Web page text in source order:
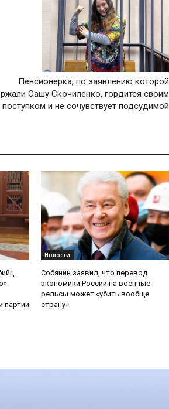
Пенсионерка, по заявлению которой
Сашу Скочиленко, гордится своим
поступком и не сочувствует подсудимой
партий
Новости
Собянин заявил, что перевод
экономики России на военные
рельсы может «убить вообще
страну»